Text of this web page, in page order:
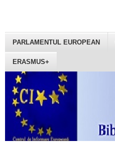
PARLAMENTUL EUROPEAN
ERASMUS+